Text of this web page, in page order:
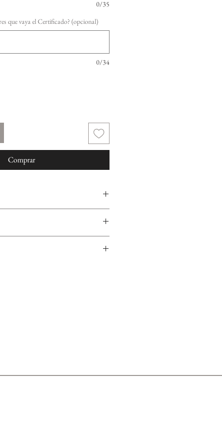
0/35
que vaya el Certificado? (opcional)
0/34
Comprar
del artículo con una foto como
con un certificado que puede ser
es de 4 semanas.